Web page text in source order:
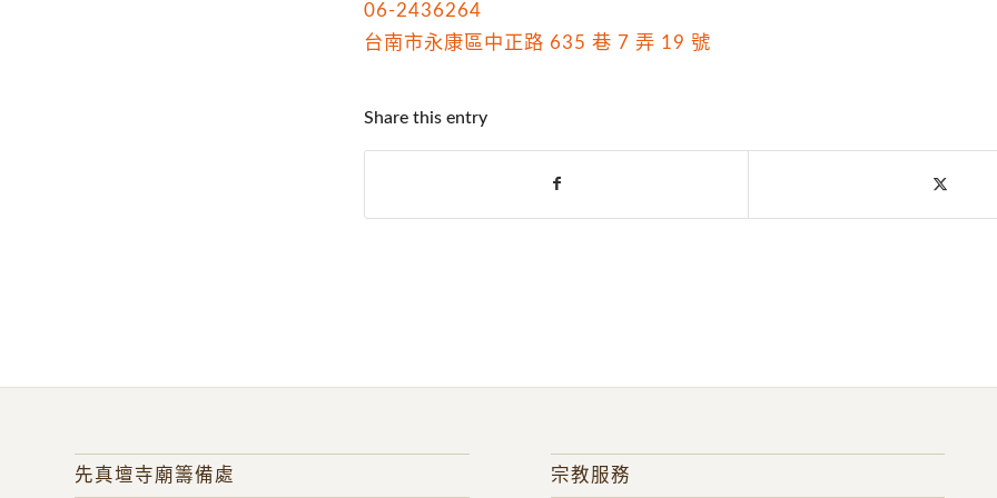
06-2436264
台南市永康區中正路 635 巷 7 弄 19 號
Share this entry
先真壇寺廟籌備處 宗教服務